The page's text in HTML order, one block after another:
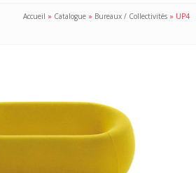
Accueil » Catalogue » Bureaux / Collectivités » UP4